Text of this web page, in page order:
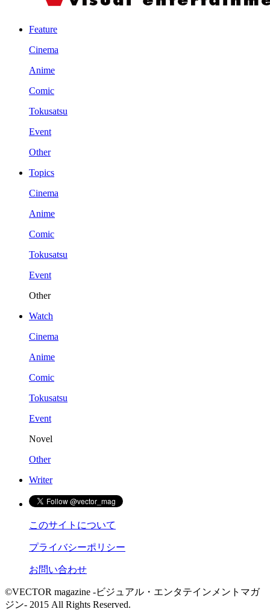
Feature
Cinema
Anime
Comic
Tokusatsu
Event
Other
Topics
Cinema
Anime
Comic
Tokusatsu
Event
Other
Watch
Cinema
Anime
Comic
Tokusatsu
Event
Novel
Other
Writer
このサイトについて
プライバシーポリシー
お問い合わせ
©VECTOR magazine -ビジュアル・エンタテインメントマガ
ジン- 2015 All Rights Reserved.